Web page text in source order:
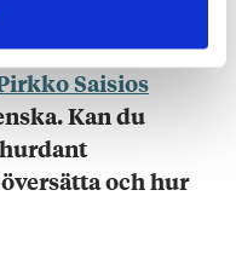
också
Saisios
Kan du
och hur